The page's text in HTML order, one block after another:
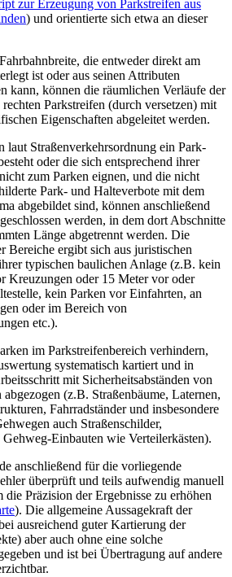
zur Erzeugung von Parkstreifen aus
) und orientierte sich etwa an dieser
die entweder direkt am
ist oder aus seinen Attributen
kann, können die räumlichen Verläufe der
Parkstreifen (durch versetzen) mit
Eigenschaften abgeleitet werden.
laut Straßenverkehrsordnung ein Park-
oder die sich entsprechend ihrer
zum Parken eignen, und die nicht
Park- und Halteverbote mit dem
abgebildet sind, können anschließend
werden, in dem dort Abschnitte
Länge abgetrennt werden. Die
Bereiche ergibt sich aus juristischen
typischen baulichen Anlage (z.B. kein
Kreuzungen oder 15 Meter vor oder
kein Parken vor Einfahrten, an
oder im Bereich von
etc.).
im Parkstreifenbereich verhindern,
systematisch kartiert und in
mit Sicherheitsabständen von
abgezogen (z.B. Straßenbäume, Laternen,
Fahrradständer und insbesondere
auch Straßenschilder,
Gehweg-Einbauten wie Verteilerkästen).
anschließend für die vorliegende
überprüft und teils aufwendig manuell
die Präzision der Ergebnisse zu erhöhen
). Die allgemeine Aussagekraft der
ausreichend guter Kartierung der
aber auch ohne eine solche
und ist bei Übertragung auf andere